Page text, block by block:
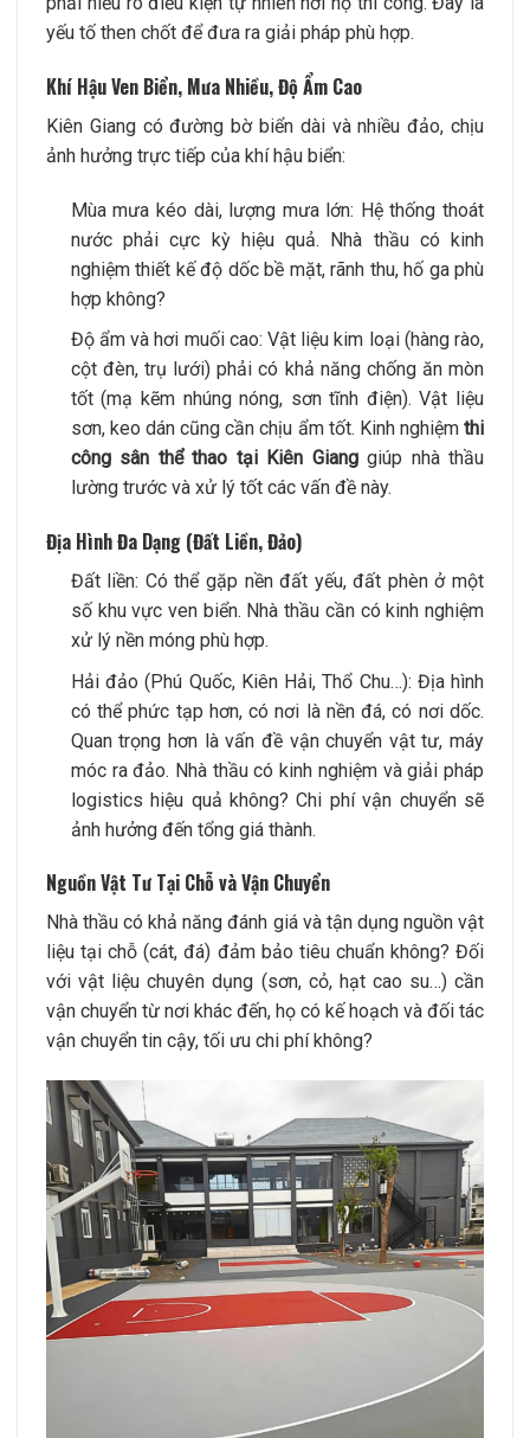
yếu tố then chốt để đưa ra giải pháp phù hợp.
Khí Hậu Ven Biển, Mưa Nhiều, Độ Ẩm Cao
Kiên Giang có đường bờ biển dài và nhiều đảo, chịu
ảnh hưởng trực tiếp của khí hậu biển:
Mùa mưa kéo dài, lượng mưa lớn: Hệ thống thoát
nước phải cực kỳ hiệu quả. Nhà thầu có kinh
nghiệm thiết kế độ dốc bề mặt, rãnh thu, hố ga phù
hợp không?
Độ ẩm và hơi muối cao: Vật liệu kim loại (hàng rào,
cột đèn, trụ lưới) phải có khả năng chống ăn mòn
tốt (mạ kẽm nhúng nóng, sơn tĩnh điện). Vật liệu
sơn, keo dán cũng cần chịu ẩm tốt. Kinh nghiệm thi
công sân thể thao tại Kiên Gianggiúp nhà thầu
lường trước và xử lý tốt các vấn đề này.
Địa Hình Đa Dạng (Đất Liền, Đảo)
Đất liền: Có thể gặp nền đất yếu, đất phèn ở một
số khu vực ven biển. Nhà thầu cần có kinh nghiệm
xử lý nền móng phù hợp.
Hải đảo (Phú Quốc, Kiên Hải, Thổ Chu…): Địa hình
có thể phức tạp hơn, có nơi là nền đá, có nơi dốc.
Quan trọng hơn là vấn đề vận chuyển vật tư, máy
móc ra đảo. Nhà thầu có kinh nghiệm và giải pháp
logistics hiệu quả không? Chi phí vận chuyển sẽ
ảnh hưởng đến tổng giá thành.
Nguồn Vật Tư Tại Chỗ và Vận Chuyển
Nhà thầu có khả năng đánh giá và tận dụng nguồn vật
liệu tại chỗ (cát, đá) đảm bảo tiêu chuẩn không? Đối
với vật liệu chuyên dụng (sơn, cỏ, hạt cao su…) cần
vận chuyển từ nơi khác đến, họ có kế hoạch và đối tác
vận chuyển tin cậy, tối ưu chi phí không?